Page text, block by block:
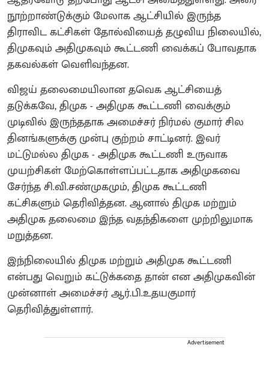
நூற்றாண்டுக்கும் மேலாக ஆட்சியில் இருந்த
திராவிட கட்சிகள் தோல்வியைத் தழுவிய நிலையில்,
திமுகவும் அதிமுகவும் கூட்டணி வைக்கப் போவதாக
தகவல்கள் வெளிவந்தன.
விஜய் தலைமையிலான தவெக ஆட்சியைத்
தடுக்கவே, திமுக - அதிமுக கூட்டணி வைக்கும்
முடிவில் இருந்ததாக அமைச்சர் நிர்மல் குமார் சில
தினங்களுக்கு முன்பு குற்றம் சாட்டினர். இவர்
மட்டுமல்ல திமுக - அதிமுக கூட்டணி உருவாக
முயற்சிகள் மேற்கொள்ளப்பட்டதாக அதிமுகவை
சேர்ந்த சி.வி.சண்முகமும், திமுக கூட்டணி
கட்சிகளும் தெரிவித்தன. ஆனால் திமுக மற்றும்
அதிமுக தலைமை இந்த வதந்திகளை முற்றிலுமாக
மறுத்தன.
இந்நிலையில் திமுக மற்றும் அதிமுக கூட்டணி
என்பது வெறும் கட்டுக்கதை தான் என அதிமுகவின்
முன்னாள் அமைச்சர் ஆர்.பி.உதயகுமார்
தெரிவித்துள்ளார்.
Advertisement